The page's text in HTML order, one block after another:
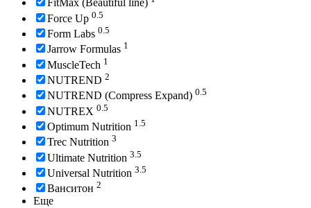
FitMax (Beautiful line)
Force Up 0.5
Form Labs 0.5
Jarrow Formulas 1
MuscleTech 1
NUTREND 2
NUTREND (Compress Expand) 0.5
NUTREX 0.5
Optimum Nutrition 1.5
Trec Nutrition 3
Ultimate Nutrition 3.5
Universal Nutrition 3.5
Ванситон 2
Еще